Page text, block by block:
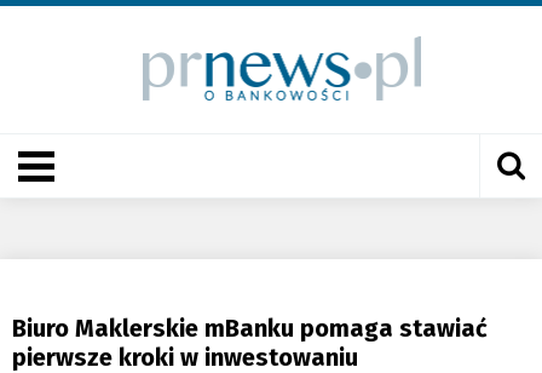
Biuro Maklerskie mBanku pomaga stawiać
pierwsze kroki w inwestowaniu